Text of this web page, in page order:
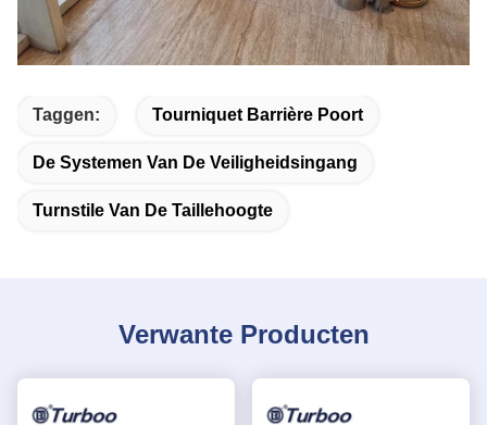
Taggen: Tourniquet Barrière Poort
De Systemen Van De Veiligheidsingang
Turnstile Van De Taillehoogte
Verwante Producten